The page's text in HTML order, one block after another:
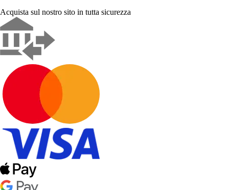
Acquista sul nostro sito in tutta sicurezza